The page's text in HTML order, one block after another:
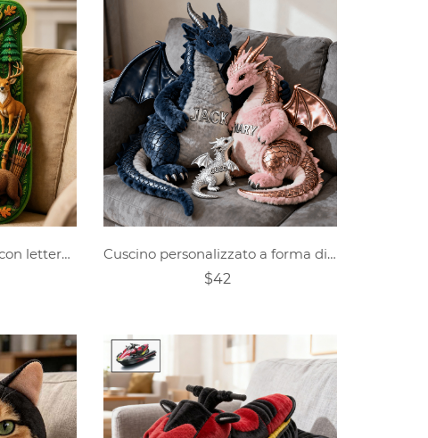
Cuscino personalizzato con lettera a tema caccia
Cuscino personalizzato a forma di drago per la famiglia
$42